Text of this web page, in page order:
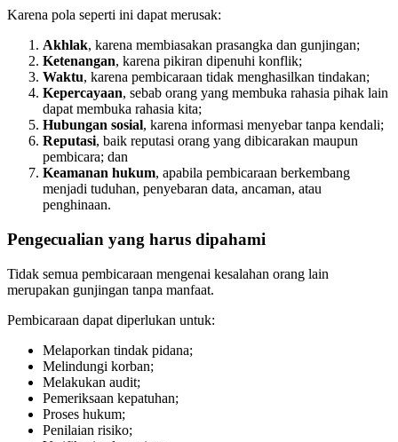
Karena pola seperti ini dapat merusak:
Akhlak, karena membiasakan prasangka dan gunjingan;
Ketenangan, karena pikiran dipenuhi konflik;
Waktu, karena pembicaraan tidak menghasilkan tindakan;
Kepercayaan, sebab orang yang membuka rahasia pihak lain
dapat membuka rahasia kita;
Hubungan sosial, karena informasi menyebar tanpa kendali;
Reputasi, baik reputasi orang yang dibicarakan maupun
pembicara; dan
Keamanan hukum, apabila pembicaraan berkembang
menjadi tuduhan, penyebaran data, ancaman, atau
penghinaan.
Pengecualian yang harus dipahami
Tidak semua pembicaraan mengenai kesalahan orang lain
merupakan gunjingan tanpa manfaat.
Pembicaraan dapat diperlukan untuk:
Melaporkan tindak pidana;
Melindungi korban;
Melakukan audit;
Pemeriksaan kepatuhan;
Proses hukum;
Penilaian risiko;